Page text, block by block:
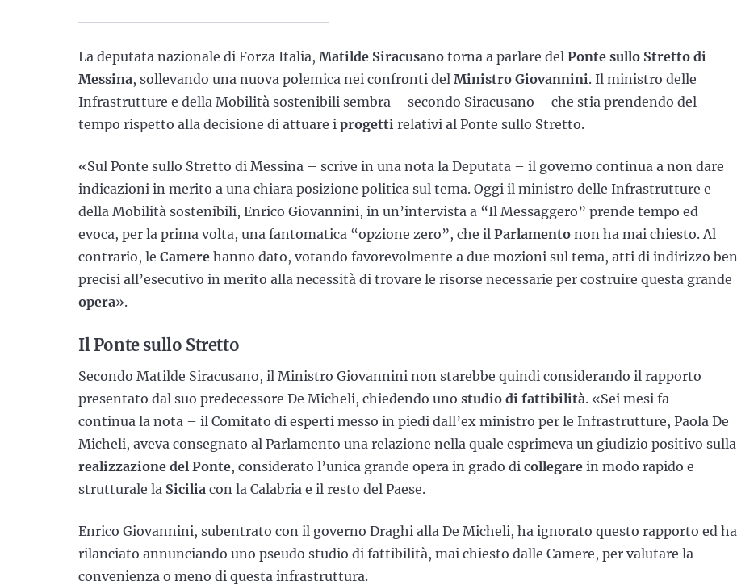
La deputata nazionale di Forza Italia, Matilde Siracusano torna a parlare del Ponte sullo Stretto di
Messina, sollevando una nuova polemica nei confronti del Ministro Giovannini. Il ministro delle
Infrastrutture e della Mobilità sostenibili sembra – secondo Siracusano – che stia prendendo del
tempo rispetto alla decisione di attuare i progetti relativi al Ponte sullo Stretto.
«Sul Ponte sullo Stretto di Messina – scrive in una nota la Deputata – il governo continua a non dare
indicazioni in merito a una chiara posizione politica sul tema. Oggi il ministro delle Infrastrutture e
della Mobilità sostenibili, Enrico Giovannini, in un’intervista a “Il Messaggero” prende tempo ed
evoca, per la prima volta, una fantomatica “opzione zero”, che il Parlamento non ha mai chiesto. Al
contrario, le Camere hanno dato, votando favorevolmente a due mozioni sul tema, atti di indirizzo ben
precisi all’esecutivo in merito alla necessità di trovare le risorse necessarie per costruire questa grande
opera».
Il Ponte sullo Stretto
Secondo Matilde Siracusano, il Ministro Giovannini non starebbe quindi considerando il rapporto
presentato dal suo predecessore De Micheli, chiedendo uno studio di fattibilità. «Sei mesi fa –
continua la nota – il Comitato di esperti messo in piedi dall’ex ministro per le Infrastrutture, Paola De
Micheli, aveva consegnato al Parlamento una relazione nella quale esprimeva un giudizio positivo sulla
realizzazione del Ponte, considerato l’unica grande opera in grado di collegare in modo rapido e
strutturale la Sicilia con la Calabria e il resto del Paese.
Enrico Giovannini, subentrato con il governo Draghi alla De Micheli, ha ignorato questo rapporto ed ha
rilanciato annunciando uno pseudo studio di fattibilità, mai chiesto dalle Camere, per valutare la
convenienza o meno di questa infrastruttura.